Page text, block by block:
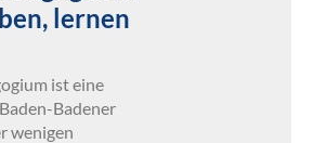
lernen
ist eine
Badener
wenigen